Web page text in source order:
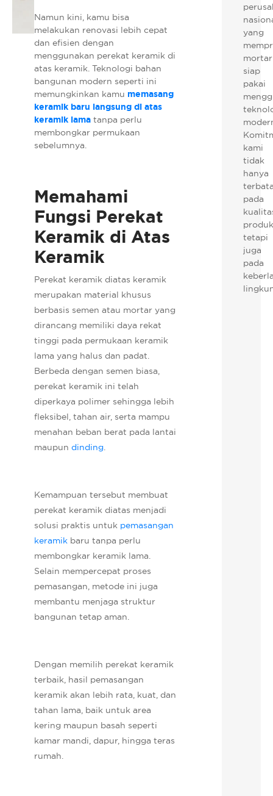
Namun kini, kamu bisa
melakukan renovasi lebih cepat
dan efisien dengan
menggunakan perekat keramik di
atas keramik. Teknologi bahan
bangunan modern seperti ini
memungkinkan kamu memasang
keramik baru langsung di atas
keramik lama tanpa perlu
membongkar permukaan
sebelumnya.
Memahami
Fungsi Perekat
Keramik di Atas
Keramik
Perekat keramik diatas keramik
merupakan material khusus
berbasis semen atau mortar yang
dirancang memiliki daya rekat
tinggi pada permukaan keramik
lama yang halus dan padat.
Berbeda dengan semen biasa,
perekat keramik ini telah
diperkaya polimer sehingga lebih
fleksibel, tahan air, serta mampu
menahan beban berat pada lantai
maupundinding.
Kemampuan tersebut membuat
perekat keramik diatas menjadi
solusi praktis untuk pemasangan
keramik baru tanpa perlu
membongkar keramik lama.
Selain mempercepat proses
pemasangan, metode ini juga
membantu menjaga struktur
bangunan tetap aman.
Dengan memilih perekat keramik
terbaik, hasil pemasangan
keramik akan lebih rata, kuat, dan
tahan lama, baik untuk area
kering maupun basah seperti
kamar mandi, dapur, hingga teras
rumah.
yang
mortar
siap
pakai
kami
tidak
hanya
pada
tetapi
juga
pada